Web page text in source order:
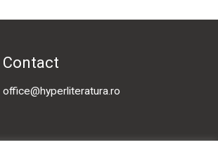
Contact
office@hyperliteratura.ro